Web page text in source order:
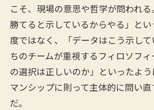
こそ、現場の意思や哲学が問われ
勝てると示しているからやる」と
度ではなく、「データはこう示し
ちのチームが重視するフィロソフ
の選択は正しいのか」といったよ
マンシップに則って主体的に問い
だ。